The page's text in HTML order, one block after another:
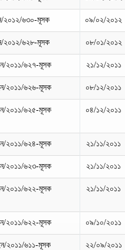
৬৩০-মূসক ০৯/০২/২০১২
২০১২/৬২৮-মূসক ০৮/০১/২০১২
২০১১/৬২৭-মূসক ২১/১২/২০১১
২০১১/৬২৬-মূসক ০৮/১২/২০১১
২০১১/৬২৫-মূসক ০৪/১২/২০১১
২০১১/৬২৪-মূসক ২১/১১/২০১১
২০১১/৬২৩-মূসক ২১/১১/২০১১
২০১১/৬২২-মূসক ২১/১১/২০১১
২০১১/৬২২-মূসক ০৯/১০/২০১১
২০১১/৬১১-মূসক ২২/০৯/২০১১